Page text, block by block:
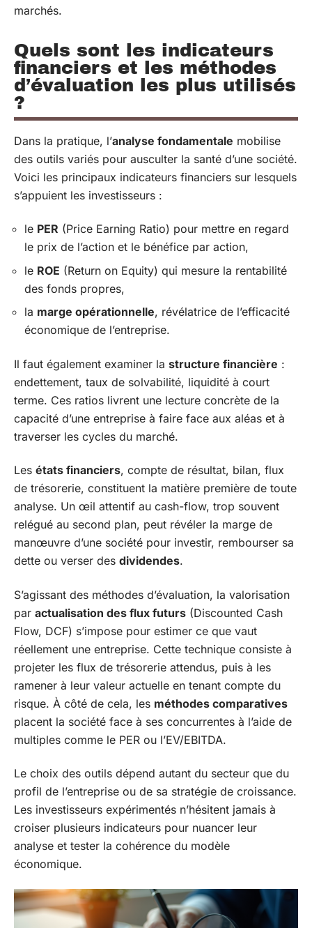
marchés.
Quels sont les indicateurs
financiers et les méthodes
d’évaluation les plus utilisés
?
Dans la pratique, l’analyse fondamentale mobilise
des outils variés pour ausculter la santé d’une société.
Voici les principaux indicateurs financiers sur lesquels
s’appuient les investisseurs :
le PER (Price Earning Ratio) pour mettre en regard
le prix de l’action et le bénéfice par action,
le ROE (Return on Equity) qui mesure la rentabilité
des fonds propres,
la marge opérationnelle, révélatrice de l’efficacité
économique de l’entreprise.
Il faut également examiner la structure financière :
endettement, taux de solvabilité, liquidité à court
terme. Ces ratios livrent une lecture concrète de la
capacité d’une entreprise à faire face aux aléas et à
traverser les cycles du marché.
Les états financiers, compte de résultat, bilan, flux
de trésorerie, constituent la matière première de toute
analyse. Un œil attentif au cash-flow, trop souvent
relégué au second plan, peut révéler la marge de
manœuvre d’une société pour investir, rembourser sa
dette ou verser des dividendes.
S’agissant des méthodes d’évaluation, la valorisation
par actualisation des flux futurs (Discounted Cash
Flow, DCF) s’impose pour estimer ce que vaut
réellement une entreprise. Cette technique consiste à
projeter les flux de trésorerie attendus, puis à les
ramener à leur valeur actuelle en tenant compte du
risque. À côté de cela, les méthodes comparatives
placent la société face à ses concurrentes à l’aide de
multiples comme le PER ou l’EV/EBITDA.
Le choix des outils dépend autant du secteur que du
profil de l’entreprise ou de sa stratégie de croissance.
Les investisseurs expérimentés n’hésitent jamais à
croiser plusieurs indicateurs pour nuancer leur
analyse et tester la cohérence du modèle
économique.